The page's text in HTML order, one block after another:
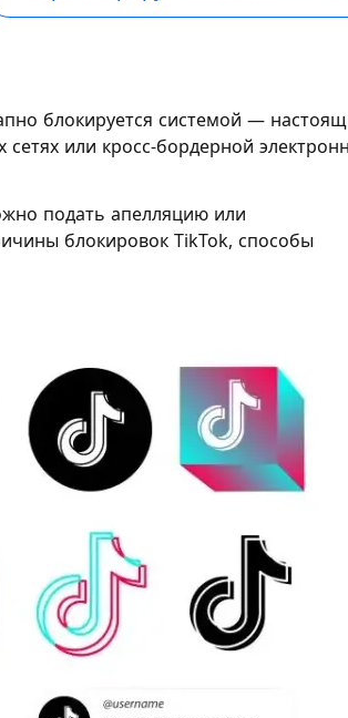
блокируется системой —
или кросс-бордерной
подать апелляцию или
блокировок TikTok, способы